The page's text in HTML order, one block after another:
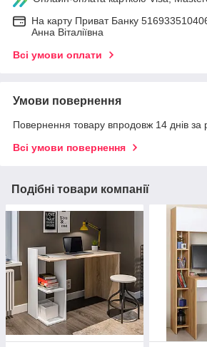
На карту Приват Банку
Анна Віталіївна
Всі умови оплати
Умови повернення
Повернення товару впродовж 14 днів за
Всі умови повернення
Подібні товари компанії